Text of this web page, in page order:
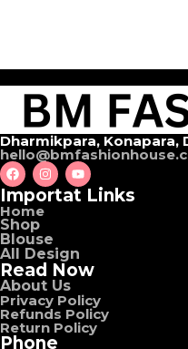
Dharmikpara, Konapara,
Importat Links
Home
Shop
Blouse
All Design
Read Now
About Us
Privacy Policy
Refunds Policy
Return Policy
Phone